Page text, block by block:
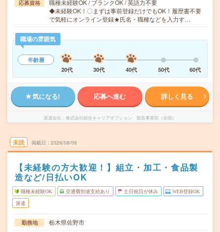
応募資格
職種未経験OK / ブランクOK / 英語力不要
◆未経験OK！〇まずは事前登録だけでもOK！履歴書不要
で気軽にオンライン登録★氏名・職種などを入力す…
職場の雰囲気
年齢層
20代
30代 40代 50代 60代
気になる! 応募へ進む 詳しく見る
派遣会社 株式会社綜合キャリアオプション 製造事業部（全国）
未読 掲載日 2026/08/06
【未経験の方大歓迎！】組立・加工・食品製
造など/日払いOK
職種未経験OK 交通費別途支給あり 土日祝日が休み WEB登録OK
派遣
勤務地 栃木県佐野市